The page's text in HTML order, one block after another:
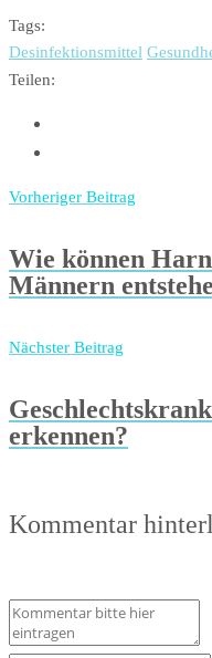
Tags:
Desinfektionsmittel
Teilen:
Vorheriger Beitrag
Wie können
Männern
Nächster Beitrag
erkennen?
Kommentar